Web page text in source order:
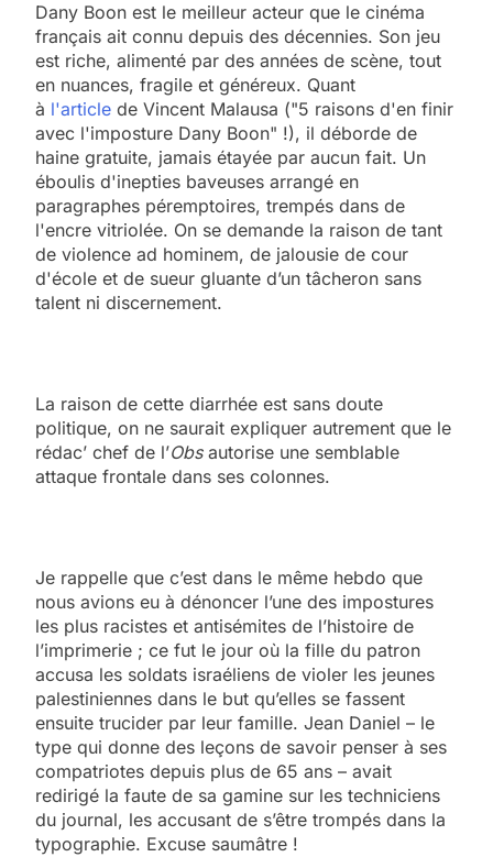
Dany Boon est le meilleur acteur que le cinéma
français ait connu depuis des décennies. Son jeu
est riche, alimenté par des années de scène, tout
en nuances, fragile et généreux. Quant
à l'article de Vincent Malausa ("5 raisons d'en finir
avec l'imposture Dany Boon" !), il déborde de
haine gratuite, jamais étayée par aucun fait. Un
éboulis d'inepties baveuses arrangé en
paragraphes péremptoires, trempés dans de
l'encre vitriolée. On se demande la raison de tant
de violence ad hominem, de jalousie de cour
d'école et de sueur gluante d’un tâcheron sans
talent ni discernement.
La raison de cette diarrhée est sans doute
politique, on ne saurait expliquer autrement que le
rédac’ chef de l’Obsautorise une semblable
attaque frontale dans ses colonnes.
Je rappelle que c’est dans le même hebdo que
nous avions eu à dénoncer l’une des impostures
les plus racistes et antisémites de l’histoire de
l’imprimerie ; ce fut le jour où la fille du patron
accusa les soldats israéliens de violer les jeunes
palestiniennes dans le but qu’elles se fassent
ensuite trucider par leur famille. Jean Daniel – le
type qui donne des leçons de savoir penser à ses
compatriotes depuis plus de 65 ans – avait
redirigé la faute de sa gamine sur les techniciens
du journal, les accusant de s’être trompés dans la
typographie. Excuse saumâtre !